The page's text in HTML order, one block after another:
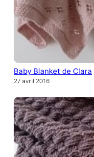
Baby Blanket de Clara
27 avril 2016